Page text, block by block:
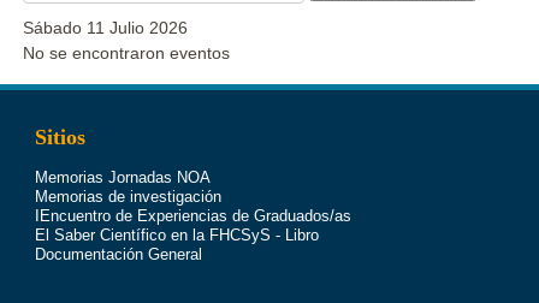
Sábado 11 Julio 2026
No se encontraron eventos
Sitios
Memorias Jornadas NOA
Memorias de investigación
IEncuentro de Experiencias de Graduados/as
El Saber Científico en la FHCSyS - Libro
Documentación General